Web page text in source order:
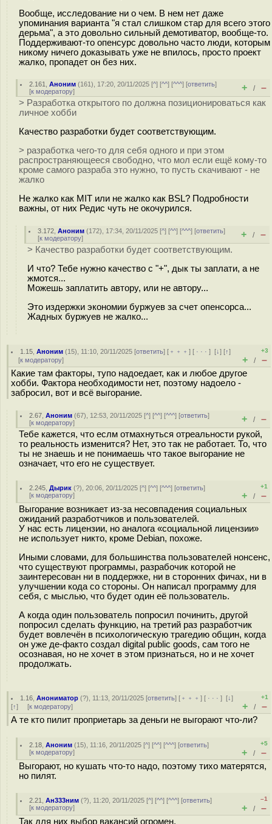
Вообще, исследование ни о чем. В нем нет даже
упоминания варианта "я стал слишком стар для всего этого
дерьма", а это довольно сильный демотиватор, вообще-то.
Поддерживают-то опенсурс довольно часто люди, которым
никому ничего доказывать уже не впилось, просто проект
жалко, пропадет он без них.
2.161 ,Аноним (161), 17:20, 20/11/2025 [^] [^^] [^^^] [ответить]
[к модератору] + / –
> Разработка открытого по должна позиционироваться как
личное хобби
Качество разработки будет соответствующим.
> разработка чего-то для себя одного и при этом
распространяющееся свободно, что мол если ещё кому-то
кроме самого разраба это нужно, то пусть скачивают - не
жалко
Не жалко как MIT или не жалко как BSL? Подробности
важны, от них Редис чуть не окочурился.
3.172 ,Аноним (172), 17:34, 20/11/2025 [^] [^^] [^^^] [ответить]
[к модератору] + / –
> Качество разработки будет соответствующим.
И что? Тебе нужно качество с "+", дык ты заплати, а не
жмотся...
Можешь заплатить автору, или не автору...
Это издержки экономии буржуев за счет опенсорса...
Жадных буржуев не жалко...
1.15 ,Аноним (15), 11:10, 20/11/2025 [ответить] [ ﹢﹢﹢] [ · · ·][↓] [↑]
[к модератору]
+3
+ / –
Какие там факторы, тупо надоедает, как и любое другое
хобби. Фактора необходимости нет, поэтому надоело -
забросил, вот и всё выгорание.
2.67 ,Аноним (67), 12:53, 20/11/2025 [^] [^^] [^^^] [ответить]
[к модератору] + / –
Тебе кажется, что еслм отмахнуться отреальности рукой,
то реальность изменится? Нет, это так не работает. То, что
ты не знаешь и не понимаешь что такое выгорание не
означает, что его не существует.
2.245 ,Дырик (?), 20:06, 20/11/2025 [^] [^^] [^^^] [ответить]
[к модератору]
+1
+ / –
Выгорание возникает из-за несовпадения социальных
ожиданий разработчиков и пользователей.
У нас есть лицензии, но аналога «социальной лицензии»
не использует никто, кроме Debian, похоже.
Иными словами, для большинства пользователей нонсенс,
что существуют программы, разрабочик которой не
заинтересован ни в поддержке, ни в сторонних фичах, ни в
улучшении кода со стороны. Он написал программу для
себя, с мыслью, что будет один её пользователь.
А когда один пользователь попросил починить, другой
попросил сделать функцию, на третий раз разработчик
будет вовлечён в психологическую трагедию общин, когда
он уже де-факто создал digital public goods, сам того не
осознавая, но не хочет в этом признаться, но и не хочет
продолжать.
1.16 ,Анониматор (?), 11:13, 20/11/2025 [ответить] [ ﹢﹢﹢] [ · · ·][↓]
[↑] [к модератору]
+1
+ / –
А те кто пилит проприетарь за деньги не выгорают что-ли?
2.18 ,Аноним (15), 11:16, 20/11/2025 [^] [^^] [^^^] [ответить]
[к модератору]
+5
+ / –
Выгорают, но кушать что-то надо, поэтому тихо матерятся,
но пилят.
2.21 ,Ан333ним (?), 11:20, 20/11/2025 [^] [^^] [^^^] [ответить]
[к модератору]
–1
+ / –
Так для них выбор вакансий огромен.